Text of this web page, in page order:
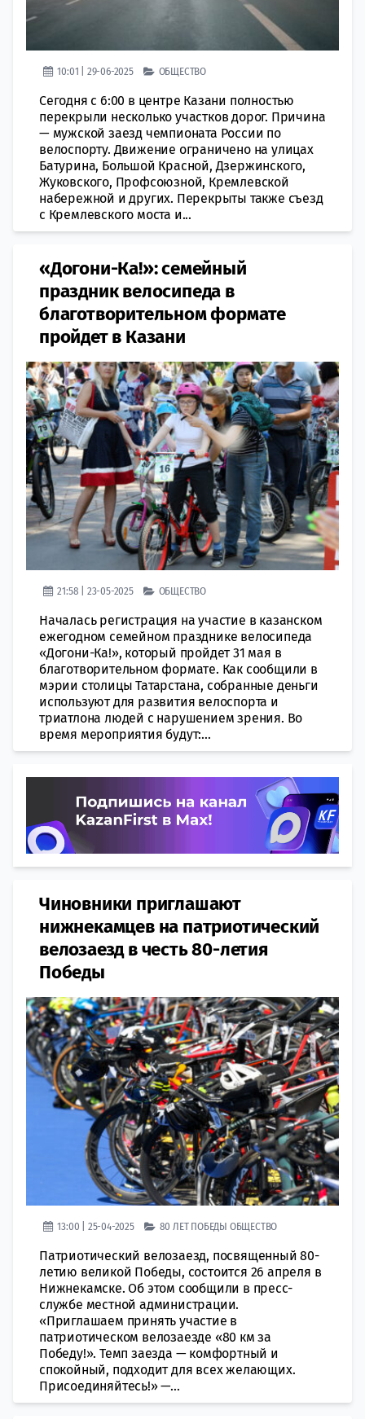
10:01 | 29-06-2025 ОБЩЕСТВО
Сегодня с 6:00 в центре Казани полностью
перекрыли несколько участков дорог. Причина
— мужской заезд чемпионата России по
велоспорту. Движение ограничено на улицах
Батурина, Большой Красной, Дзержинского,
Жуковского, Профсоюзной, Кремлевской
набережной и других. Перекрыты также съезд
с Кремлевского моста и...
«Догони-Ка!»: семейный
праздник велосипеда в
благотворительном формате
пройдет в Казани
21:58 | 23-05-2025 ОБЩЕСТВО
Началась регистрация на участие в казанском
ежегодном семейном празднике велосипеда
«Догони-Ка!», который пройдет 31 мая в
благотворительном формате. Как сообщили в
мэрии столицы Татарстана, собранные деньги
используют для развития велоспорта и
триатлона людей с нарушением зрения. Во
время мероприятия будут:...
Чиновники приглашают
нижнекамцев на патриотический
велозаезд в честь 80-летия
Победы
13:00 | 25-04-2025 80 ЛЕТ ПОБЕДЫ ОБЩЕСТВО
Патриотический велозаезд, посвященный 80-
летию великой Победы, состоится 26 апреля в
Нижнекамске. Об этом сообщили в пресс-
службе местной администрации.
«Приглашаем принять участие в
патриотическом велозаезде «80 км за
Победу!». Темп заезда — комфортный и
спокойный, подходит для всех желающих.
Присоединяйтесь!» —...